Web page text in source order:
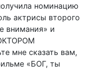
номинацию
актрисы второго
внимания» и
мне сказать вам,
«БОГ, ты